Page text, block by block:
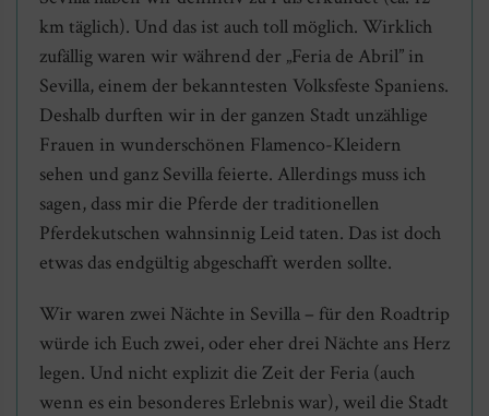
km täglich). Und das ist auch toll möglich. Wirklich
zufällig waren wir während der „Feria de Abril” in
Sevilla, einem der bekanntesten Volksfeste Spaniens.
Deshalb durften wir in der ganzen Stadt unzählige
Frauen in wunderschönen Flamenco-Kleidern
sehen und ganz Sevilla feierte. Allerdings muss ich
sagen, dass mir die Pferde der traditionellen
Pferdekutschen wahnsinnig Leid taten. Das ist doch
etwas das endgültig abgeschafft werden sollte.
Wir waren zwei Nächte in Sevilla – für den Roadtrip
würde ich Euch zwei, oder eher drei Nächte ans Herz
legen. Und nicht explizit die Zeit der Feria (auch
wenn es ein besonderes Erlebnis war), weil die Stadt